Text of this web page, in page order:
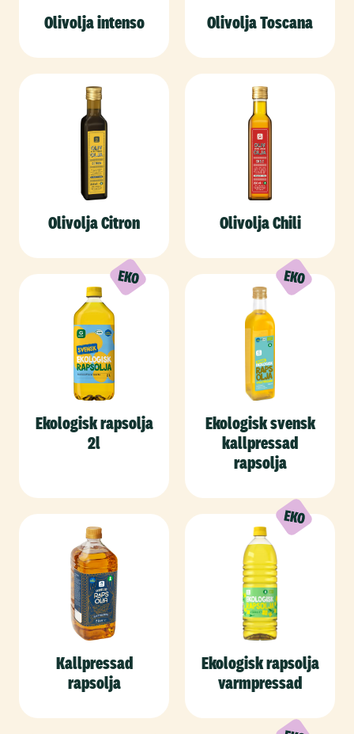
Olivolja intenso Olivolja Toscana
Olivolja Citron Olivolja Chili
Ekologisk rapsolja
2l
Ekologisk svensk
kallpressad
rapsolja
Kallpressad
rapsolja
Ekologisk rapsolja
varmpressad